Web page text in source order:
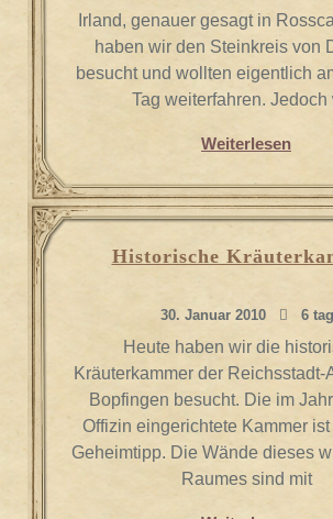
Irland, genauer gesagt in
haben wir den Steinkreis von
besucht und wollten eigentlich
Tag weiterfahren. Jedoch
Weiterlesen
Historische
30. Januar 2010 6
Heute haben wir die
Kräuterkammer der Reichsstadt-
Bopfingen besucht. Die im
Offizin eingerichtete Kammer
Geheimtipp. Die Wände dieses
Raumes sind mit